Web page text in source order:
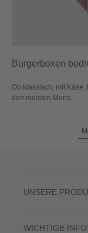
Burgerboxen
Ob klassisch, mit
den meisten Mens...
UNSERE
WICHTIGE